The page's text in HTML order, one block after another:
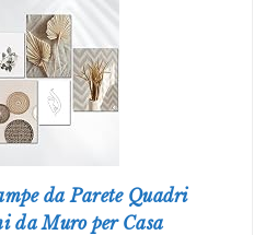
da Parete Quadri
da Muro per Casa